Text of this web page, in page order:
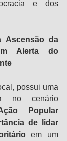
e dos
Ascensão da
Alerta do
possui uma
no cenário
Popular
de lidar
em um